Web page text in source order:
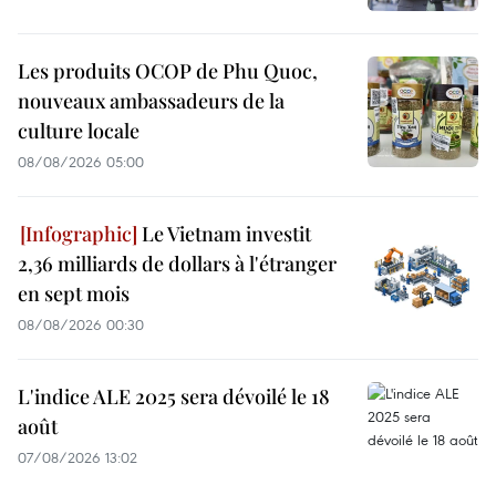
Les produits OCOP de Phu Quoc,
nouveaux ambassadeurs de la
culture locale
08/08/2026 05:00
Le Vietnam investit
2,36 milliards de dollars à l'étranger
en sept mois
08/08/2026 00:30
L'indice ALE 2025 sera dévoilé le 18
août
07/08/2026 13:02